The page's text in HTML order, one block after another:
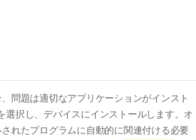
問題は適切なアプリケーションがインスト
択し、デバイスにインストールします。オ
れたプログラムに自動的に関連付ける必要